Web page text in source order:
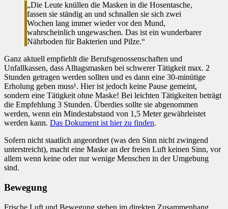
„Die Leute knüllen die Masken in die Hosentasche,
fassen sie ständig an und schnallen sie sich zwei
Wochen lang immer wieder vor den Mund,
wahrscheinlich ungewaschen. Das ist ein wunderbarer
Nährboden für Bakterien und Pilze.“
Ganz aktuell empfiehlt die Berufsgenossenschaften und
Unfallkassen, dass Alltagsmasken bei schwerer Tätigkeit max. 2
Stunden getragen werden sollten und es dann eine 30-minütige
Erholung geben muss¹. Hier ist jedoch keine Pause gemeint,
sondern eine Tätigkeit ohne Maske! Bei leichten Tätigkeiten beträgt
die Empfehlung 3 Stunden. Überdies sollte sie abgenommen
werden, wenn ein Mindestabstand von 1,5 Meter gewährleistet
werden kann. Das Dokument ist hier zu finden.
Sofern nicht staatlich angeordnet (was den Sinn nicht zwingend
unterstreicht), macht eine Maske an der freien Luft keinen Sinn, vor
allem wenn keine oder nur wenige Menschen in der Umgebung
sind.
Bewegung
Frische Luft und Bewegung stehen im direkten Zusammenhang.